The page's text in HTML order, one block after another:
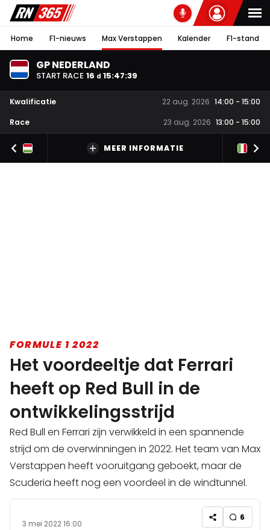
Home F1-nieuws Max Verstappen Kalender F1-stand
GP NEDERLAND
START RACE 16 d 15:47:38
Kwalificatie 22 aug. 2026 14:00 - 15:00
Race
23 aug. 2026 13:00 - 15:00
MEER INFORMATIE
FORMULE 1 2022
Het voordeeltje dat Ferrari
heeft op Red Bull in de
ontwikkelingsstrijd
Red Bull en Ferrari zijn verwikkeld in een spannende
strijd om de overwinningen in 2022. Het team van Max
Verstappen heeft vooruitgang geboekt, maar de
Scuderia heeft nog een voordeel in de windtunnel.
3 mei 2022 16:00
6